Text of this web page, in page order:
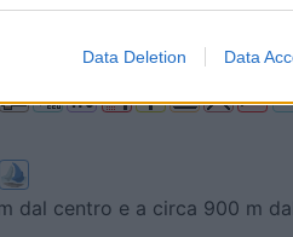
Data Deletion Data
dal centro e a circa 900 m